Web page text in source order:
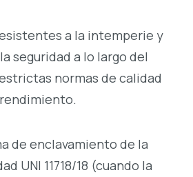
a la intemperie y
seguridad a lo largo del
normas de calidad
de enclavamiento de la
UNI 11718/18 (cuando la